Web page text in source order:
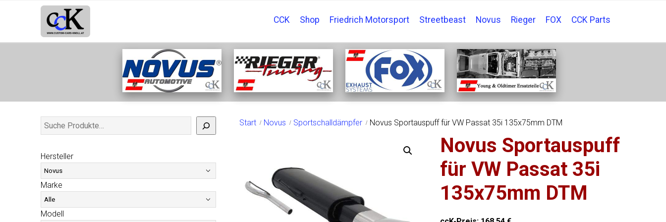
CCK Shop Friedrich Motorsport Streetbeast Novus Rieger FOX CCK Parts
SHOP
Start Novus Sportschalldämpfer Novus Sportauspuff für VW Passat 35i 135x75mm DTM
Novus Sportauspuff
für VW Passat 35i
135x75mm DTM
Hersteller
Marke
Modell